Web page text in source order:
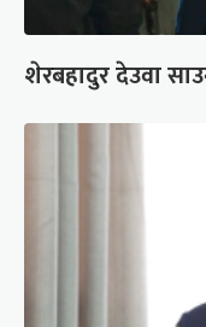
शेरबहादुर देउवा